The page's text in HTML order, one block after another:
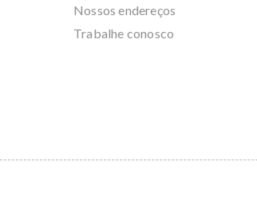
Nossos endereços
Trabalhe conosco